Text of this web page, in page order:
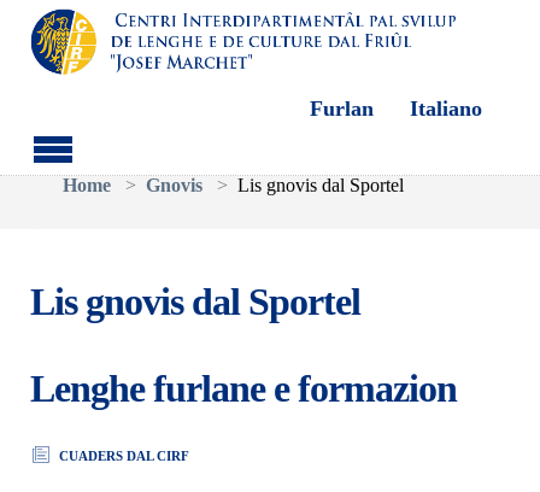
Aller au contenu principal
Furlan Italiano
Vous êtes ici:
Home
Gnovis Lis gnovis dal Sportel
Lis gnovis dal Sportel
Lenghe furlane e formazion
CUADERS DAL CIRF